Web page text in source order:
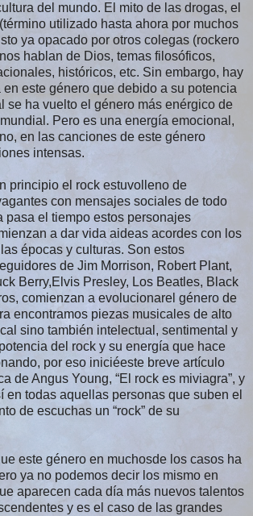
del mundo. El mito de las drogas, el
utilizado hasta ahora por muchos
ya opacado por otros colegas (rockero
hablan de Dios, temas filosóficos,
históricos, etc. Sin embargo, hay
en este género que debido a su potencia
se ha vuelto el género más enérgico de
Pero es una energía emocional,
en las canciones de este género
intensas.
principio el rock estuvolleno de
con mensajes sociales de todo
pasa el tiempo estos personajes
a dar vida aideas acordes con los
épocas y culturas. Son estos
de Jim Morrison, Robert Plant,
Berry,Elvis Presley, Los Beatles, Black
comienzan a evolucionarel género de
encontramos piezas musicales de alto
sino también intelectual, sentimental y
del rock y su energía que hace
por eso iniciéeste breve artículo
de Angus Young, “El rock es miviagra”, y
en todas aquellas personas que suben el
de escuchas un “rock” de su
este género en muchosde los casos ha
ya no podemos decir los mismo en
aparecen cada día más nuevos talentos
y es el caso de las grandes